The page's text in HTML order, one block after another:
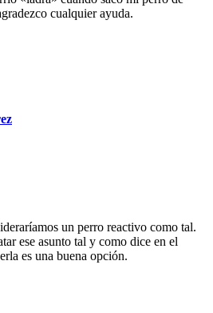
cualquier ayuda.
un perro reactivo como tal.
ese asunto tal y como dice en el
es una buena opción.